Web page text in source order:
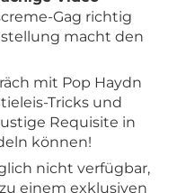
Gag richtig
macht den
mit Pop Haydn
Tricks und
Requisite in
können!
nicht verfügbar,
einem exklusiven